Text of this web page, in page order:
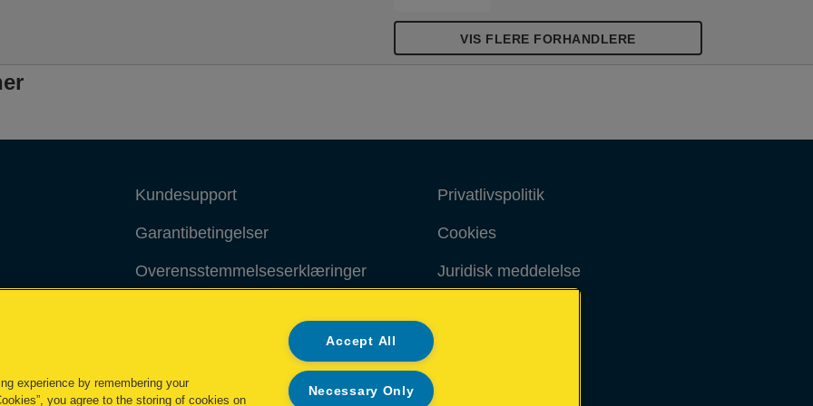
VIS FLERE FORHANDLERE
Kundesupport
Garantibetingelser
Overensstemmelseserklæringer
Administrer mine data
Privatlivspolitik
Cookies
Juridisk meddelelse
experience by remembering your
you agree to the storing of cookies on
Accept All
Necessary Only